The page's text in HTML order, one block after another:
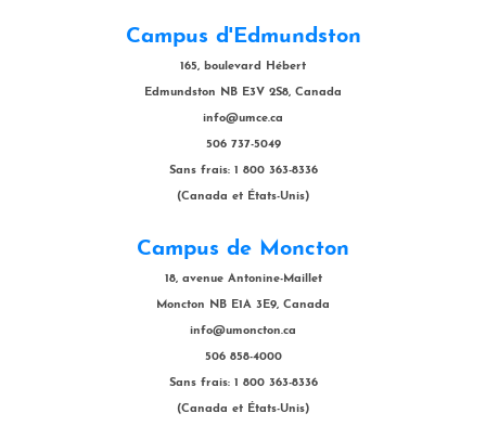
Campus d'Edmundston
165, boulevard Hébert
Edmundston NB E3V 2S8, Canada
info@umce.ca
506 737-5049
Sans frais: 1 800 363-8336
(Canada et États-Unis)
Campus de Moncton
18, avenue Antonine-Maillet
Moncton NB E1A 3E9, Canada
info@umoncton.ca
506 858-4000
Sans frais: 1 800 363-8336
(Canada et États-Unis)